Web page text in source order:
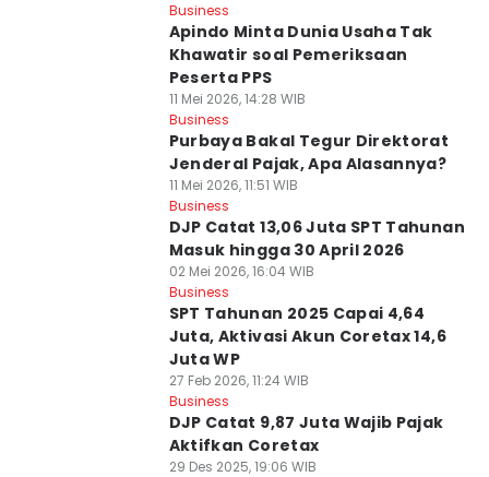
Business
Apindo Minta Dunia Usaha Tak
Khawatir soal Pemeriksaan
Peserta PPS
11 Mei 2026, 14:28 WIB
Business
Purbaya Bakal Tegur Direktorat
Jenderal Pajak, Apa Alasannya?
11 Mei 2026, 11:51 WIB
Business
DJP Catat 13,06 Juta SPT Tahunan
Masuk hingga 30 April 2026
02 Mei 2026, 16:04 WIB
Business
SPT Tahunan 2025 Capai 4,64
Juta, Aktivasi Akun Coretax 14,6
Juta WP
27 Feb 2026, 11:24 WIB
Business
DJP Catat 9,87 Juta Wajib Pajak
Aktifkan Coretax
29 Des 2025, 19:06 WIB